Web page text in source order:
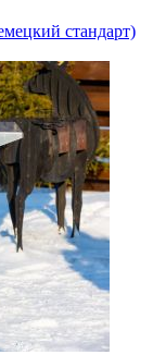
стандарт)